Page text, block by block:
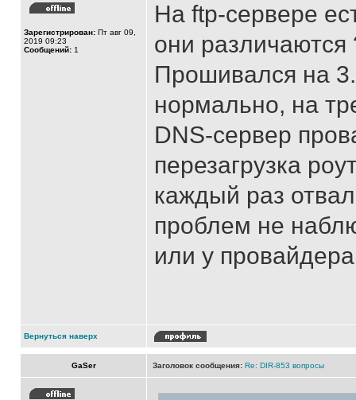
Зарегистрирован: Пт авг 09,
2019 09:23
Сообщений: 1
На ftp-сервере
они различаются
Прошивался на
нормально, на
DNS-сервер
перезагрузка
каждый раз
проблем не
или у
Вернуться наверх
GaSer Заголовок сообщения: Re: DIR-853 вопросы